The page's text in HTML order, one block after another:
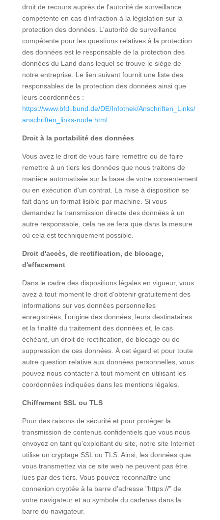
droit de recours auprès de l'autorité de surveillance
compétente en cas d'infraction à la législation sur la
protection des données. L'autorité de surveillance
compétente pour les questions relatives à la protection
des données est le responsable de la protection des
données du Land dans lequel se trouve le siège de
notre entreprise. Le lien suivant fournit une liste des
responsables de la protection des données ainsi que
leurs coordonnées :
https://www.bfdi.bund.de/DE/Infothek/Anschriften_Links/
anschriften_links-node.html.
Droit à la portabilité des données
Vous avez le droit de vous faire remettre ou de faire
remettre à un tiers les données que nous traitons de
manière automatisée sur la base de votre consentement
ou en exécution d'un contrat. La mise à disposition se
fait dans un format lisible par machine. Si vous
demandez la transmission directe des données à un
autre responsable, cela ne se fera que dans la mesure
où cela est techniquement possible.
Droit d'accès, de rectification, de blocage,
d'effacement
Dans le cadre des dispositions légales en vigueur, vous
avez à tout moment le droit d'obtenir gratuitement des
informations sur vos données personnelles
enregistrées, l'origine des données, leurs destinataires
et la finalité du traitement des données et, le cas
échéant, un droit de rectification, de blocage ou de
suppression de ces données. À cet égard et pour toute
autre question relative aux données personnelles, vous
pouvez nous contacter à tout moment en utilisant les
coordonnées indiquées dans les mentions légales.
Chiffrement SSL ou TLS
Pour des raisons de sécurité et pour protéger la
transmission de contenus confidentiels que vous nous
envoyez en tant qu'exploitant du site, notre site Internet
utilise un cryptage SSL ou TLS. Ainsi, les données que
vous transmettez via ce site web ne peuvent pas être
lues par des tiers. Vous pouvez reconnaître une
connexion cryptée à la barre d'adresse "https://" de
votre navigateur et au symbole du cadenas dans la
barre du navigateur.